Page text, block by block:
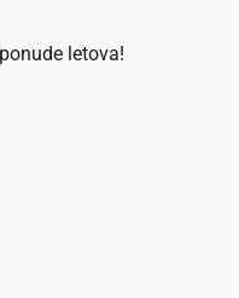
letova!